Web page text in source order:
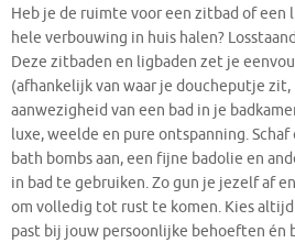
Heb je de ruimte voor een zitbad of een
hele verbouwing in huis halen?
Deze zitbaden en ligbaden zet je
(afhankelijk van waar je doucheputje
aanwezigheid van een bad in je
luxe, weelde en pure ontspanning.
bath bombs aan, een fijne badolie en
in bad te gebruiken. Zo gun je jezelf af
om volledig tot rust te komen. Kies
past bij jouw persoonlijke behoeften én